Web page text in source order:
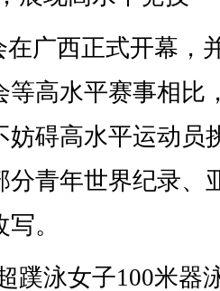
在广西正式开幕，
等高水平赛事相比
妨碍高水平运动员
分青年世界纪录、
。
蹼泳女子100米器